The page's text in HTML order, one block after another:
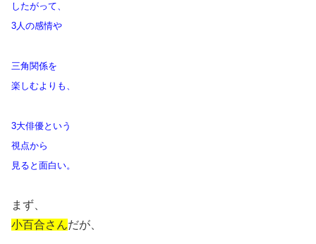
したがって、
3人の感情や
三角関係を
楽しむよりも、
3大俳優という
視点から
見ると面白い。
まず、
小百合さんだが、